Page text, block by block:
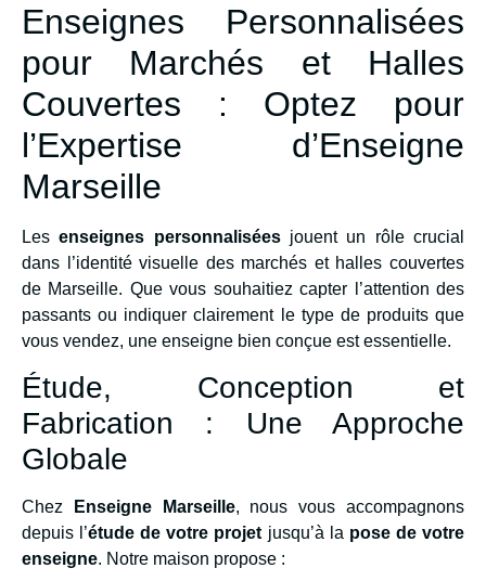
Enseignes Personnalisées
pour Marchés et Halles
Couvertes : Optez pour
l’Expertise d’Enseigne
Marseille
Lesenseignes personnaliséesjouent un rôle crucial
dans l’identité visuelle des marchés et halles couvertes
de Marseille. Que vous souhaitiez capter l’attention des
passants ou indiquer clairement le type de produits que
vous vendez, une enseigne bien conçue est essentielle.
Étude, Conception et
Fabrication : Une Approche
Globale
Chez Enseigne Marseille, nous vous accompagnons
depuis l’étude de votre projet jusqu’à la pose de votre
enseigne. Notre maison propose :